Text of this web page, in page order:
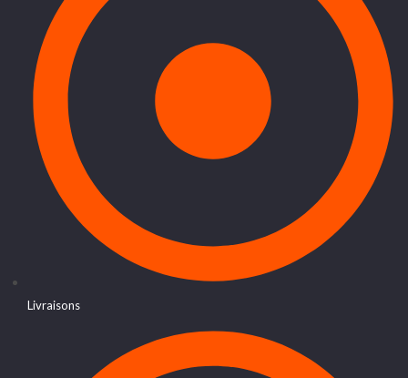
Livraisons